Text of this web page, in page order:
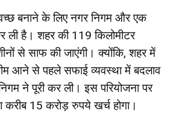
बनाने के लिए नगर निगम और एक
ली है। शहर की 119 किलोमीटर
से साफ की जाएंगी। क्योंकि, शहर में
आने से पहले सफाई व्यवस्था में बदलाव
ने पूरी कर ली। इस परियोजना पर
करीब 15 करोड़ रुपये खर्च होगा।